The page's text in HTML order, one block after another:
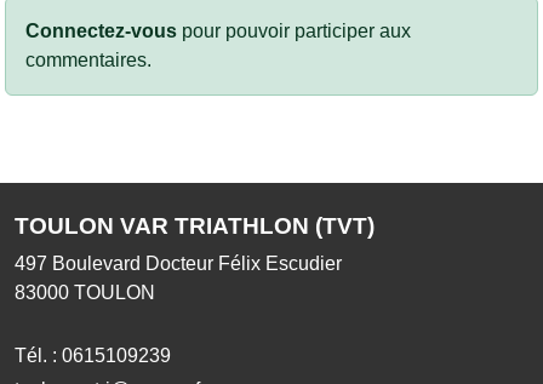
Connectez-vous pour pouvoir participer aux
commentaires.
TOULON VAR TRIATHLON (TVT)
497 Boulevard Docteur Félix Escudier
83000 TOULON
Tél. : 0615109239